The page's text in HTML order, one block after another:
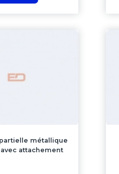
métallique
attachement